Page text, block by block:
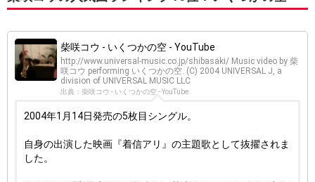
柴咲コウ - いくつかの空 - YouTube
http://www.universal-music.co.jp/shibasaki/ Music video by 柴
咲コウ performing いくつかの空. (C) 2004 UNIVERSAL J, a
division of UNIVERSAL MUSIC LLC
出典：柴咲コウ - いくつかの空 - YouTube
2004年1月14日発売の5枚目シングル。
自身の出演した映画『着信アリ』の主題歌として抜擢されま
した。